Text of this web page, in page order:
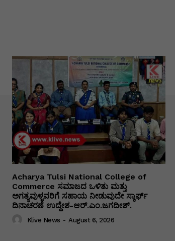
Acharya Tulsi National College of
Commerce ಸಮಾಜದ ಒಳಿತು ಮತ್ತು
ಅಗತ್ಯವುಳ್ಳವರಿಗೆ ಸಹಾಯ ನೀಡುವುದೇ ಸ್ಕಾರ್ಫ್
ದಿನಾಚರಣೆ ಉದ್ದೇಶ-ಆರ್.ಎಂ.ಜಗದೀಶ್.
Klive News - August 6, 2026